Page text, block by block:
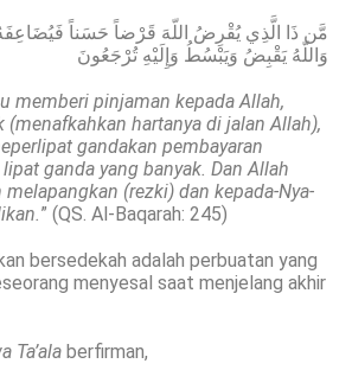
مَّن ذَا الَّذِي يُقْرِضُ اللّهَ قَرْضاً حَسَناً
وَاللّهُ يَقْبِضُ وَيَبْسُطُ وَإِلَيْهِ تُرْجَعُونَ
memberi pinjaman kepada Allah,
(menafkahkan hartanya di jalan Allah),
gandakan pembayaran
ganda yang banyak. Dan Allah
(rezki) dan kepada-Nya-
” (QS. Al-Baqarah: 245)
bersedekah adalah perbuatan yang
menyesal saat menjelang akhir
Ta’ala berfirman,